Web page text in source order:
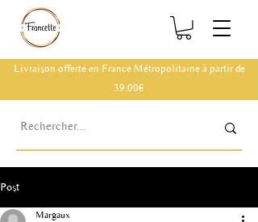
Livraison offerte en France Métropolitaine à partir de
39.00€
Post
Margaux